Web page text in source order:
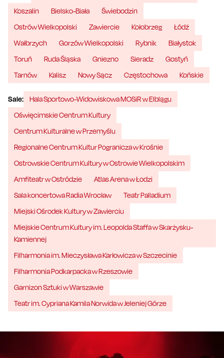
Koszalin
Bielsko-Biała
Świebodzin
Ostrów Wielkopolski
Zawiercie Kołobrzeg
Łódź
Wałbrzych
Gorzów Wielkopolski Rybnik
Białystok
Toruń
Ruda Śląska Gniezno Sieradz
Gostyń
Tarnów
Kalisz Nowy Sącz Częstochowa Końskie
Sale:
Hala Sportowo-Widowiskowa MOSiR w Elblągu
Oświęcimskie Centrum Kultury
Centrum Kulturalne w Przemyślu
Regionalne Centrum Kultur Pogranicza w Krośnie
Ostrowskie Centrum Kultury w Ostrowie Wielkopolskim
Amfiteatr w Ostródzie
Atlas Arena w Łodzi
Sala koncertowa Radia Wrocław
Teatr Palladium
Miejski Ośrodek Kultury w Zawierciu
Miejskie Centrum Kultury im. Leopolda Staffa w Skarżysku-
Kamiennej
Filharmonia im. Mieczysława Karłowicza w Szczecinie
Filharmonia Podkarpacka w Rzeszowie
Garnizon Sztuki w Warszawie
Teatr im. Cypriana Kamila Norwida w Jeleniej Górze